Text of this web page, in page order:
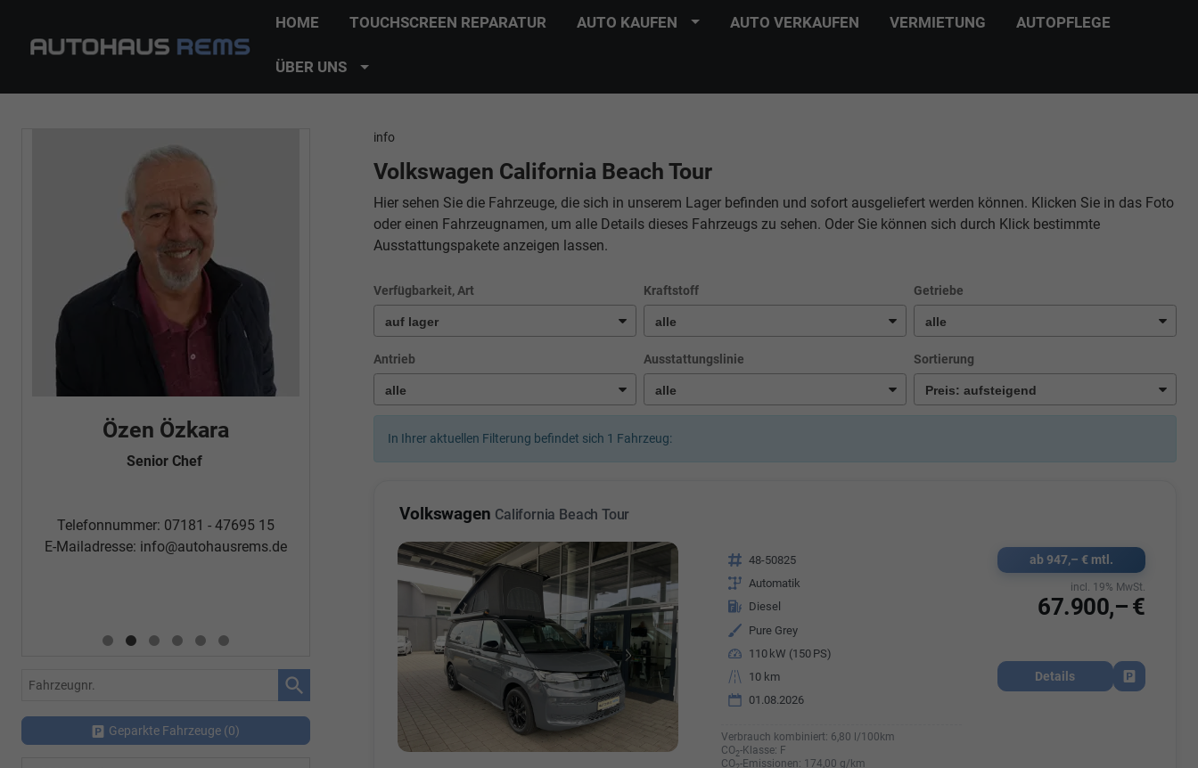
HOME TOUCHSCREEN REPARATUR AUTO KAUFEN AUTO VERKAUFEN VERMIETUNG AUTOPFLEGE
ÜBER UNS
info
Volkswagen California Beach Tour
Hier sehen Sie die Fahrzeuge, die sich in unserem Lager befinden und sofort ausgeliefert werden können. Klicken Sie in das Foto
oder einen Fahrzeugnamen, um alle Details dieses Fahrzeugs zu sehen. Oder Sie können sich durch Klick bestimmte
Ausstattungspakete anzeigen lassen.
Verfügbarkeit, Art Kraftstoff Getriebe
Antrieb Ausstattungslinie Sortierung
In Ihrer aktuellen Filterung befindet sich 1 Fahrzeug:
Volkswagen California Beach Tour
Fahrzeugnr. 48-50825
Getriebe Automatik
Kraftstoff Diesel
Außenfarbe Pure Grey
Leistung 110 kW (150 PS)
Kilometerstand
10 km
01.08.2026
Verbrauch kombiniert: 6,80 l/100km
CO2-Klasse: F
CO -Emissionen: 174,00 g/km
ab 947,– € mtl.
67.900,– €
incl. 19% MwSt.
Details
Fahrzeug
Özen Özkara
Senior Chef
Telefonnummer: 07181 - 47695 15
E-Mailadresse: info@autohausrems.de
Fatma Özyürek Oguz
Automobilkaufrau -Verkauf/Einkauf
Telefonnummer: 07181 - 47695 15
E-Mailadresse:info@autohausrems.de
Özden Özkara-Budak
E-Mailadresse:
E-Mailadresse:info@autohausrems.de
Fahrzeugnr.
Geparkte Fahrzeuge (0)